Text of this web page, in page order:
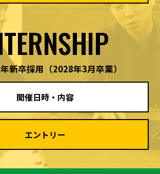
新卒採用 （2028年3月卒業）
開催日時・内容
エントリー